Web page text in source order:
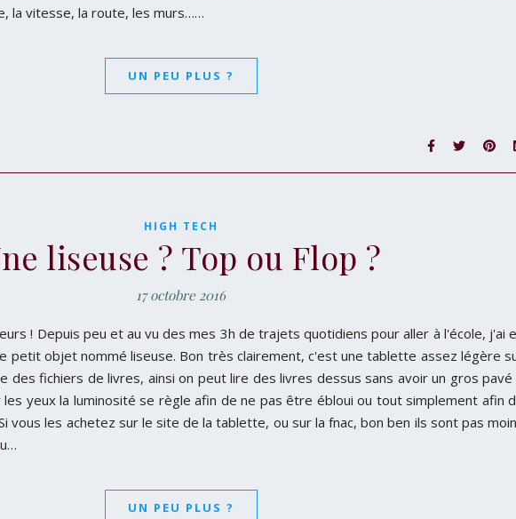
la vitesse, la route, les murs……
UN PEU PLUS ?
HIGH TECH
liseuse ? Top ou Flop ?
17 octobre 2016
! Depuis peu et au vu des mes 3h de trajets quotidiens pour aller à l'école, j'ai
petit objet nommé liseuse. Bon très clairement, c'est une tablette assez légère
des fichiers de livres, ainsi on peut lire des livres dessus sans avoir un gros pavé
les yeux la luminosité se règle afin de ne pas être ébloui ou tout simplement afin
vous les achetez sur le site de la tablette, ou sur la fnac, bon ben ils sont pas
UN PEU PLUS ?